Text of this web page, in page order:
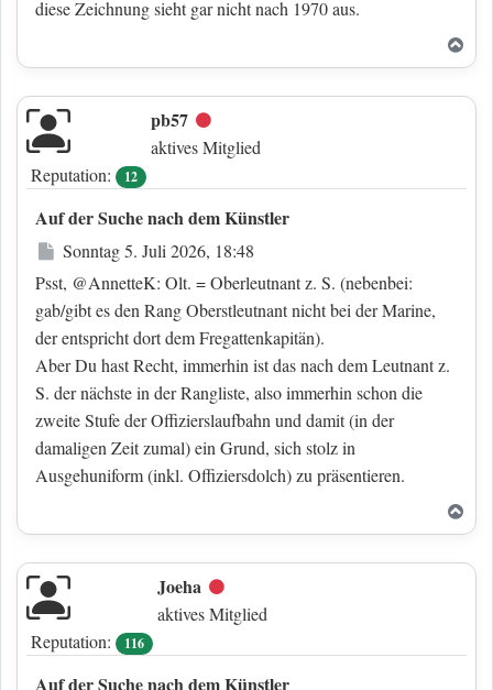
diese Zeichnung sieht gar nicht nach 1970 aus.
pb57 Offline
aktives Mitglied
Reputation:
12
Auf der Suche nach dem Künstler
Beitrag
Sonntag 5. Juli 2026, 18:48
Psst, @AnnetteK: Olt. = Oberleutnant z. S. (nebenbei:
gab/gibt es den Rang Oberstleutnant nicht bei der Marine,
der entspricht dort dem Fregattenkapitän).
Aber Du hast Recht, immerhin ist das nach dem Leutnant z.
S. der nächste in der Rangliste, also immerhin schon die
zweite Stufe der Offizierslaufbahn und damit (in der
damaligen Zeit zumal) ein Grund, sich stolz in
Ausgehuniform (inkl. Offiziersdolch) zu präsentieren.
Joeha Offline
aktives Mitglied
Reputation:
116
Auf der Suche nach dem Künstler